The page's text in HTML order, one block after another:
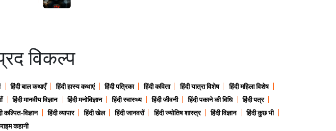
विकल्प
हिंदी बाल कथाएँ हिंदी हास्य कथाएं हिंदी पत्रिका हिंदी कविता हिंदी यात्रा विशेष
हिंदी महिला विशेष
हिंदी मानवीय विज्ञान हिंदी मनोविज्ञान हिंदी स्वास्थ्य हिंदी जीवनी हिंदी पकाने की विधि
हिंदी पत्र
कल्पित-विज्ञान हिंदी व्यापार हिंदी खेल हिंदी जानवरों हिंदी ज्योतिष शास्त्र हिंदी विज्ञान
हिंदी कुछ भी
कहानी